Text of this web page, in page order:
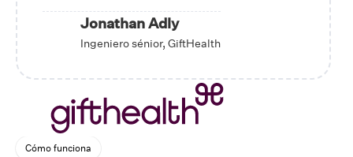
Jonathan Adly
Ingeniero sénior, GiftHealth
Cómo funciona